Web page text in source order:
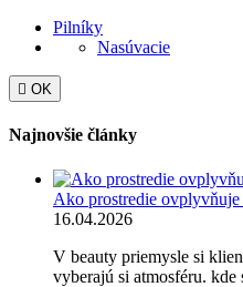
Pilníky
Nasúvacie
 OK
Najnovšie články
Ako prostredie
16.04.2026
V beauty priemysle si
vyberajú si atmosféru.